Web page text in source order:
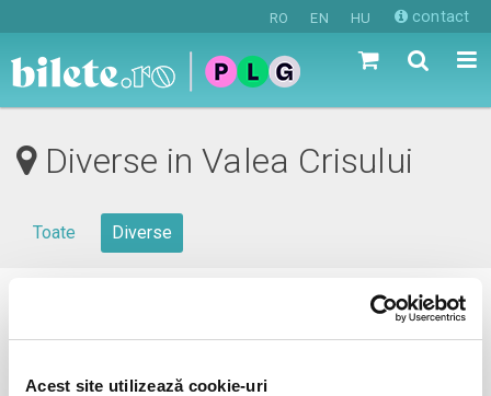
Acest site utilizează cookie-uri
RO EN HU contact
Diverse in Valea Crisului
Toate Diverse
0 evenimente in viitorul apropiat